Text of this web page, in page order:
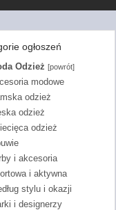
ogłoszeń
Odzież [powrót]
modowe
odzież
odzież
odzież
i akcesoria
i aktywna
stylu i okazji
i designerzy